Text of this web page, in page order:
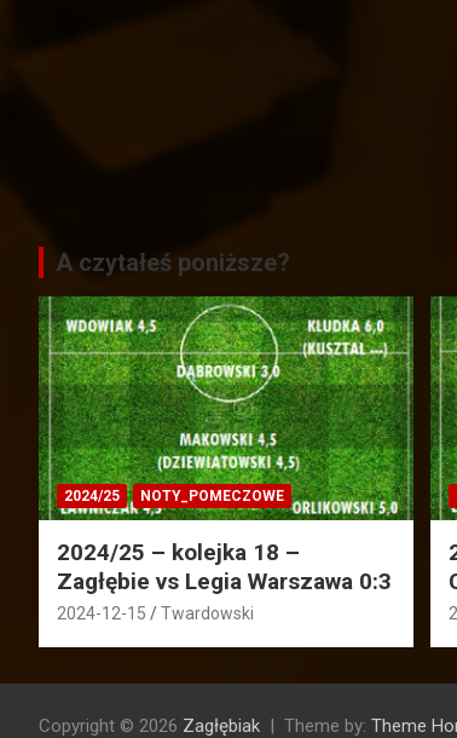
A czytałeś poniższe?
2024/25 NOTY_POMECZOWE
2024/25 – kolejka 18 –
Zagłębie vs Legia Warszawa 0:3
2024-12-15 Twardowski
Copyright © 2026 Zagłębiak Theme by: Theme